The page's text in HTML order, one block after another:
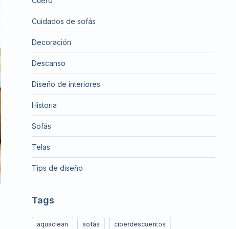
Cuidados de sofás
Decoración
Descanso
Diseño de interiores
Historia
Sofás
Telas
Tips de diseño
Tags
aquaclean sofás ciberdescuentos